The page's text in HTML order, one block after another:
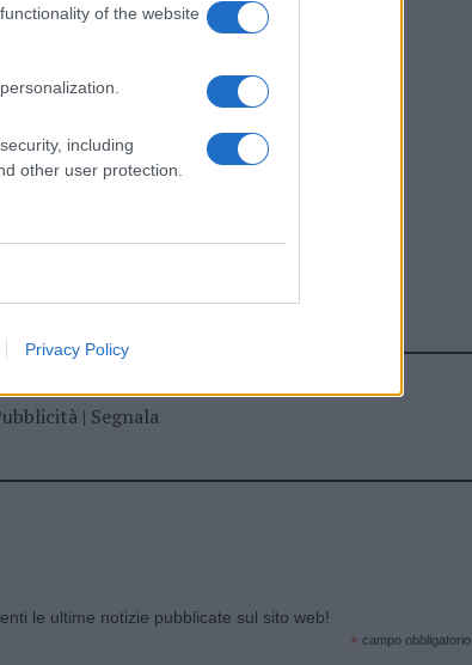
of the website
including
other user protection.
Privacy Policy
Olbia
| Segnala
le ultime notizie pubblicate sul sito web!
* campo obbligatorio